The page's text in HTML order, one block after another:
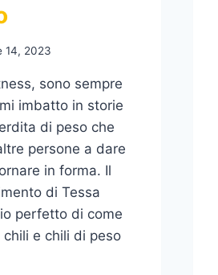
14, 2023
sono sempre
imbatto in storie
di peso che
persone a dare
in forma. Il
di Tessa
perfetto di come
e chili di peso